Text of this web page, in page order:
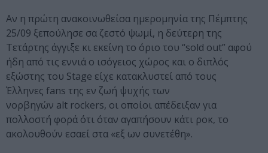
Αν η πρώτη ανακοινωθείσα ημερομηνία της Πέμπτης
25/09 ξεπούλησε σα ζεστό ψωμί, η δεύτερη της
Τετάρτης άγγιξε κι εκείνη το όριο του “sold out” αφού
ήδη από τις εννιά ο ισόγειος χώρος και ο διπλός
εξώστης του Stage είχε κατακλυστεί από τους
Έλληνες fans της εν ζωή ψυχής των
νορβηγών alt rockers, οι οποίοι απέδειξαν για
πολλοστή φορά ότι όταν αγαπήσουν κάτι ροκ, το
ακολουθούν εσαεί στα «εξ ων συνετέθη».